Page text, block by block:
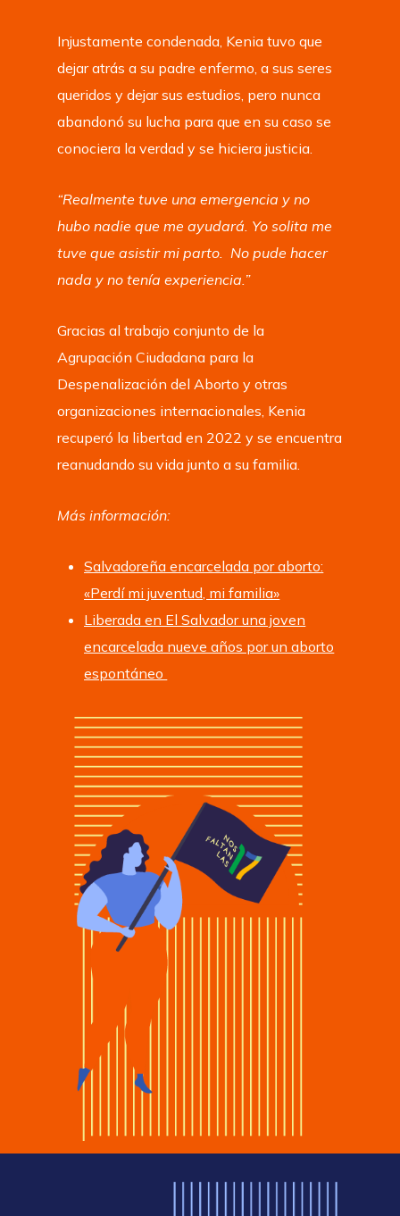
Injustamente condenada, Kenia tuvo que
dejar atrás a su padre enfermo, a sus seres
queridos y dejar sus estudios, pero nunca
abandonó su lucha para que en su caso se
conociera la verdad y se hiciera justicia.
“Realmente tuve una emergencia y no
hubo nadie que me ayudará. Yo solita me
tuve que asistir mi parto. No pude hacer
nada y no tenía experiencia.”
Gracias al trabajo conjunto de la
Agrupación Ciudadana para la
Despenalización del Aborto y otras
organizaciones internacionales, Kenia
recuperó la libertad en 2022 y se encuentra
reanudando su vida junto a su familia.
Más información:
Salvadoreña encarcelada por aborto:
«Perdí mi juventud, mi familia»
Liberada en El Salvador una joven
encarcelada nueve años por un aborto
espontáneo